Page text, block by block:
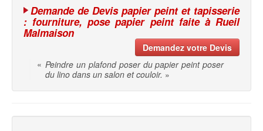
Demande de Devis papier peint et tapisserie
: fourniture, pose papier peint faite à Rueil
Malmaison
Demandez votre Devis
« Peindre un plafond poser du papier peint poser
du lino dans un salon et couloir. »